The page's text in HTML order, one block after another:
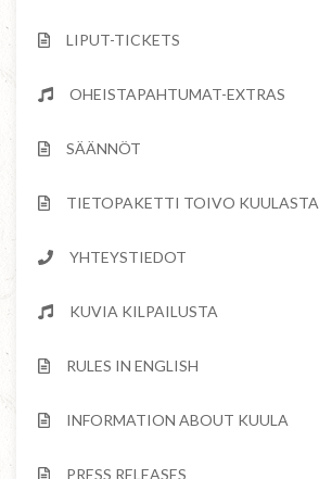
LIPUT-TICKETS
OHEISTAPAHTUMAT-EXTRAS
SÄÄNNÖT
TIETOPAKETTI TOIVO KUULASTA
YHTEYSTIEDOT
KUVIA KILPAILUSTA
RULES IN ENGLISH
INFORMATION ABOUT KUULA
PRESS RELEASES